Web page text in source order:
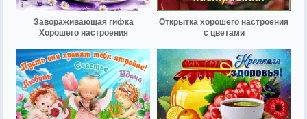
Завораживающая гифка
Хорошего настроения
Открытка хорошего настроения
с цветами